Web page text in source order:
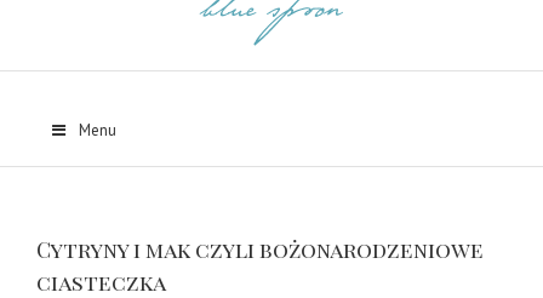
Menu
Cytryny i mak czyli bożonarodzeniowe
ciasteczka